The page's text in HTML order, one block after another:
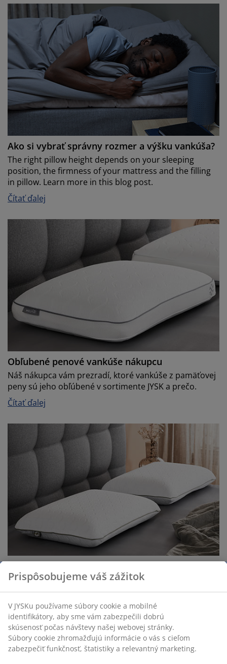
Ako si vybrať správny rozmer a výšku vankúša?
The right pillow height depends on your sleeping
position, the firmness of your mattress and the filling
in pillow. Learn more in this blog post.
Čítať ďalej
Obľubené penové vankúše nákupcu
Náš nákupca vám prezradí, ktoré vankúše z pamäťovej
peny sú jeho obľúbené v sortimente JYSK a prečo.
Čítať ďalej
spánok
Zdravotné vankúše sú známe svojou skvelou podporou
pre vaše telo a sú vhodné na každú polohu spánku.
Čítať ďalej
Prispôsobujeme váš zážitok
V JYSKu používame súbory cookie a mobilné
identifikátory, aby sme vám zabezpečili dobrú
skúsenosť počas návštevy našej webovej stránky.
Súbory cookie zhromažďujú informácie o vás s cieľom
zabezpečiť funkčnosť, štatistiky a relevantný marketing.